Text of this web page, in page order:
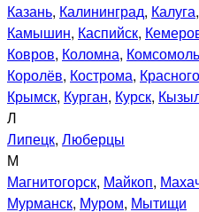
Казань, Калининград, Калуга,
Камышин, Каспийск,
Ковров, Коломна,
Королёв, Кострома,
Крымск, Курган, Курск,
Л
Липецк, Люберцы
М
Магнитогорск, Майкоп,
Мурманск, Муром, Мытищи